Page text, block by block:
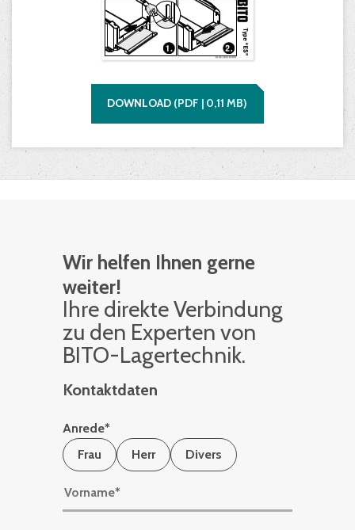
DOWNLOAD (PDF | 0,11 MB)
Wir helfen Ihnen gerne
weiter!
Ihre di­rek­te Ver­bin­dung
zu den Ex­per­ten von
BITO-La­ger­tech­nik.
Kontaktdaten
Anrede*
Frau
Herr Divers
Vorname*